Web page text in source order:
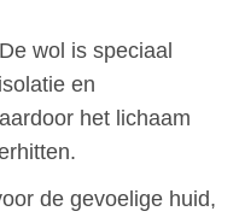
De wol is speciaal
en
het lichaam
de gevoelige huid,